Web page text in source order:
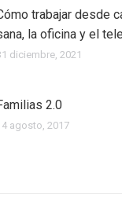
trabajar desde
la oficina y el
diciembre, 2021
2.0
agosto, 2017